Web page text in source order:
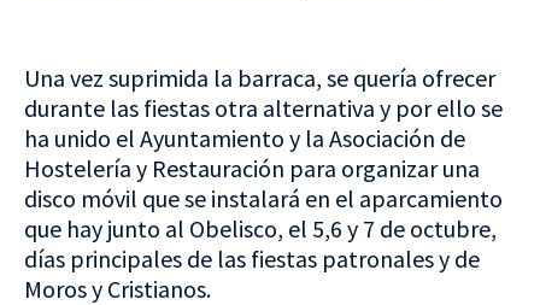
Una vez suprimida la barraca, se quería ofrecer
durante las fiestas otra alternativa y por ello se
ha unido el Ayuntamiento y la Asociación de
Hostelería y Restauración para organizar una
disco móvil que se instalará en el aparcamiento
que hay junto al Obelisco, el 5,6 y 7 de octubre,
días principales de las fiestas patronales y de
Moros y Cristianos.